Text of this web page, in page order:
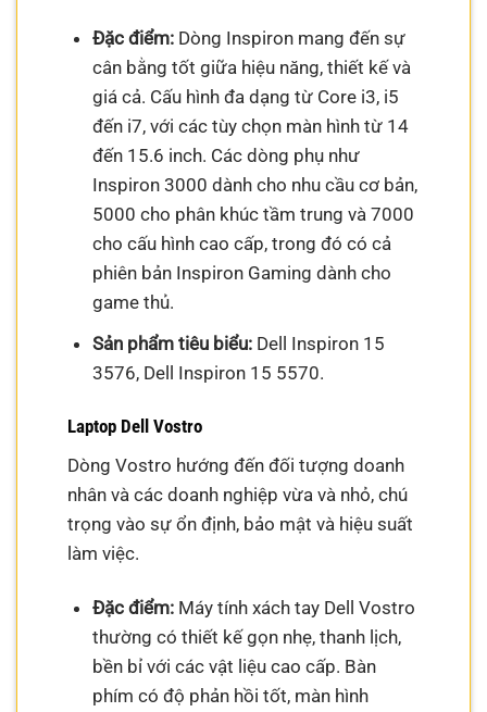
Đặc điểm:Dòng Inspiron mang đến sự
cân bằng tốt giữa hiệu năng, thiết kế và
giá cả. Cấu hình đa dạng từ Core i3, i5
đến i7, với các tùy chọn màn hình từ 14
đến 15.6 inch. Các dòng phụ như
Inspiron 3000 dành cho nhu cầu cơ bản,
5000 cho phân khúc tầm trung và 7000
cho cấu hình cao cấp, trong đó có cả
phiên bản Inspiron Gaming dành cho
game thủ.
Sản phẩm tiêu biểu:Dell Inspiron 15
3576, Dell Inspiron 15 5570.
Laptop Dell Vostro
Dòng Vostro hướng đến đối tượng doanh
nhân và các doanh nghiệp vừa và nhỏ, chú
trọng vào sự ổn định, bảo mật và hiệu suất
làm việc.
Đặc điểm:Máy tính xách tay Dell Vostro
thường có thiết kế gọn nhẹ, thanh lịch,
bền bỉ với các vật liệu cao cấp. Bàn
phím có độ phản hồi tốt, màn hình